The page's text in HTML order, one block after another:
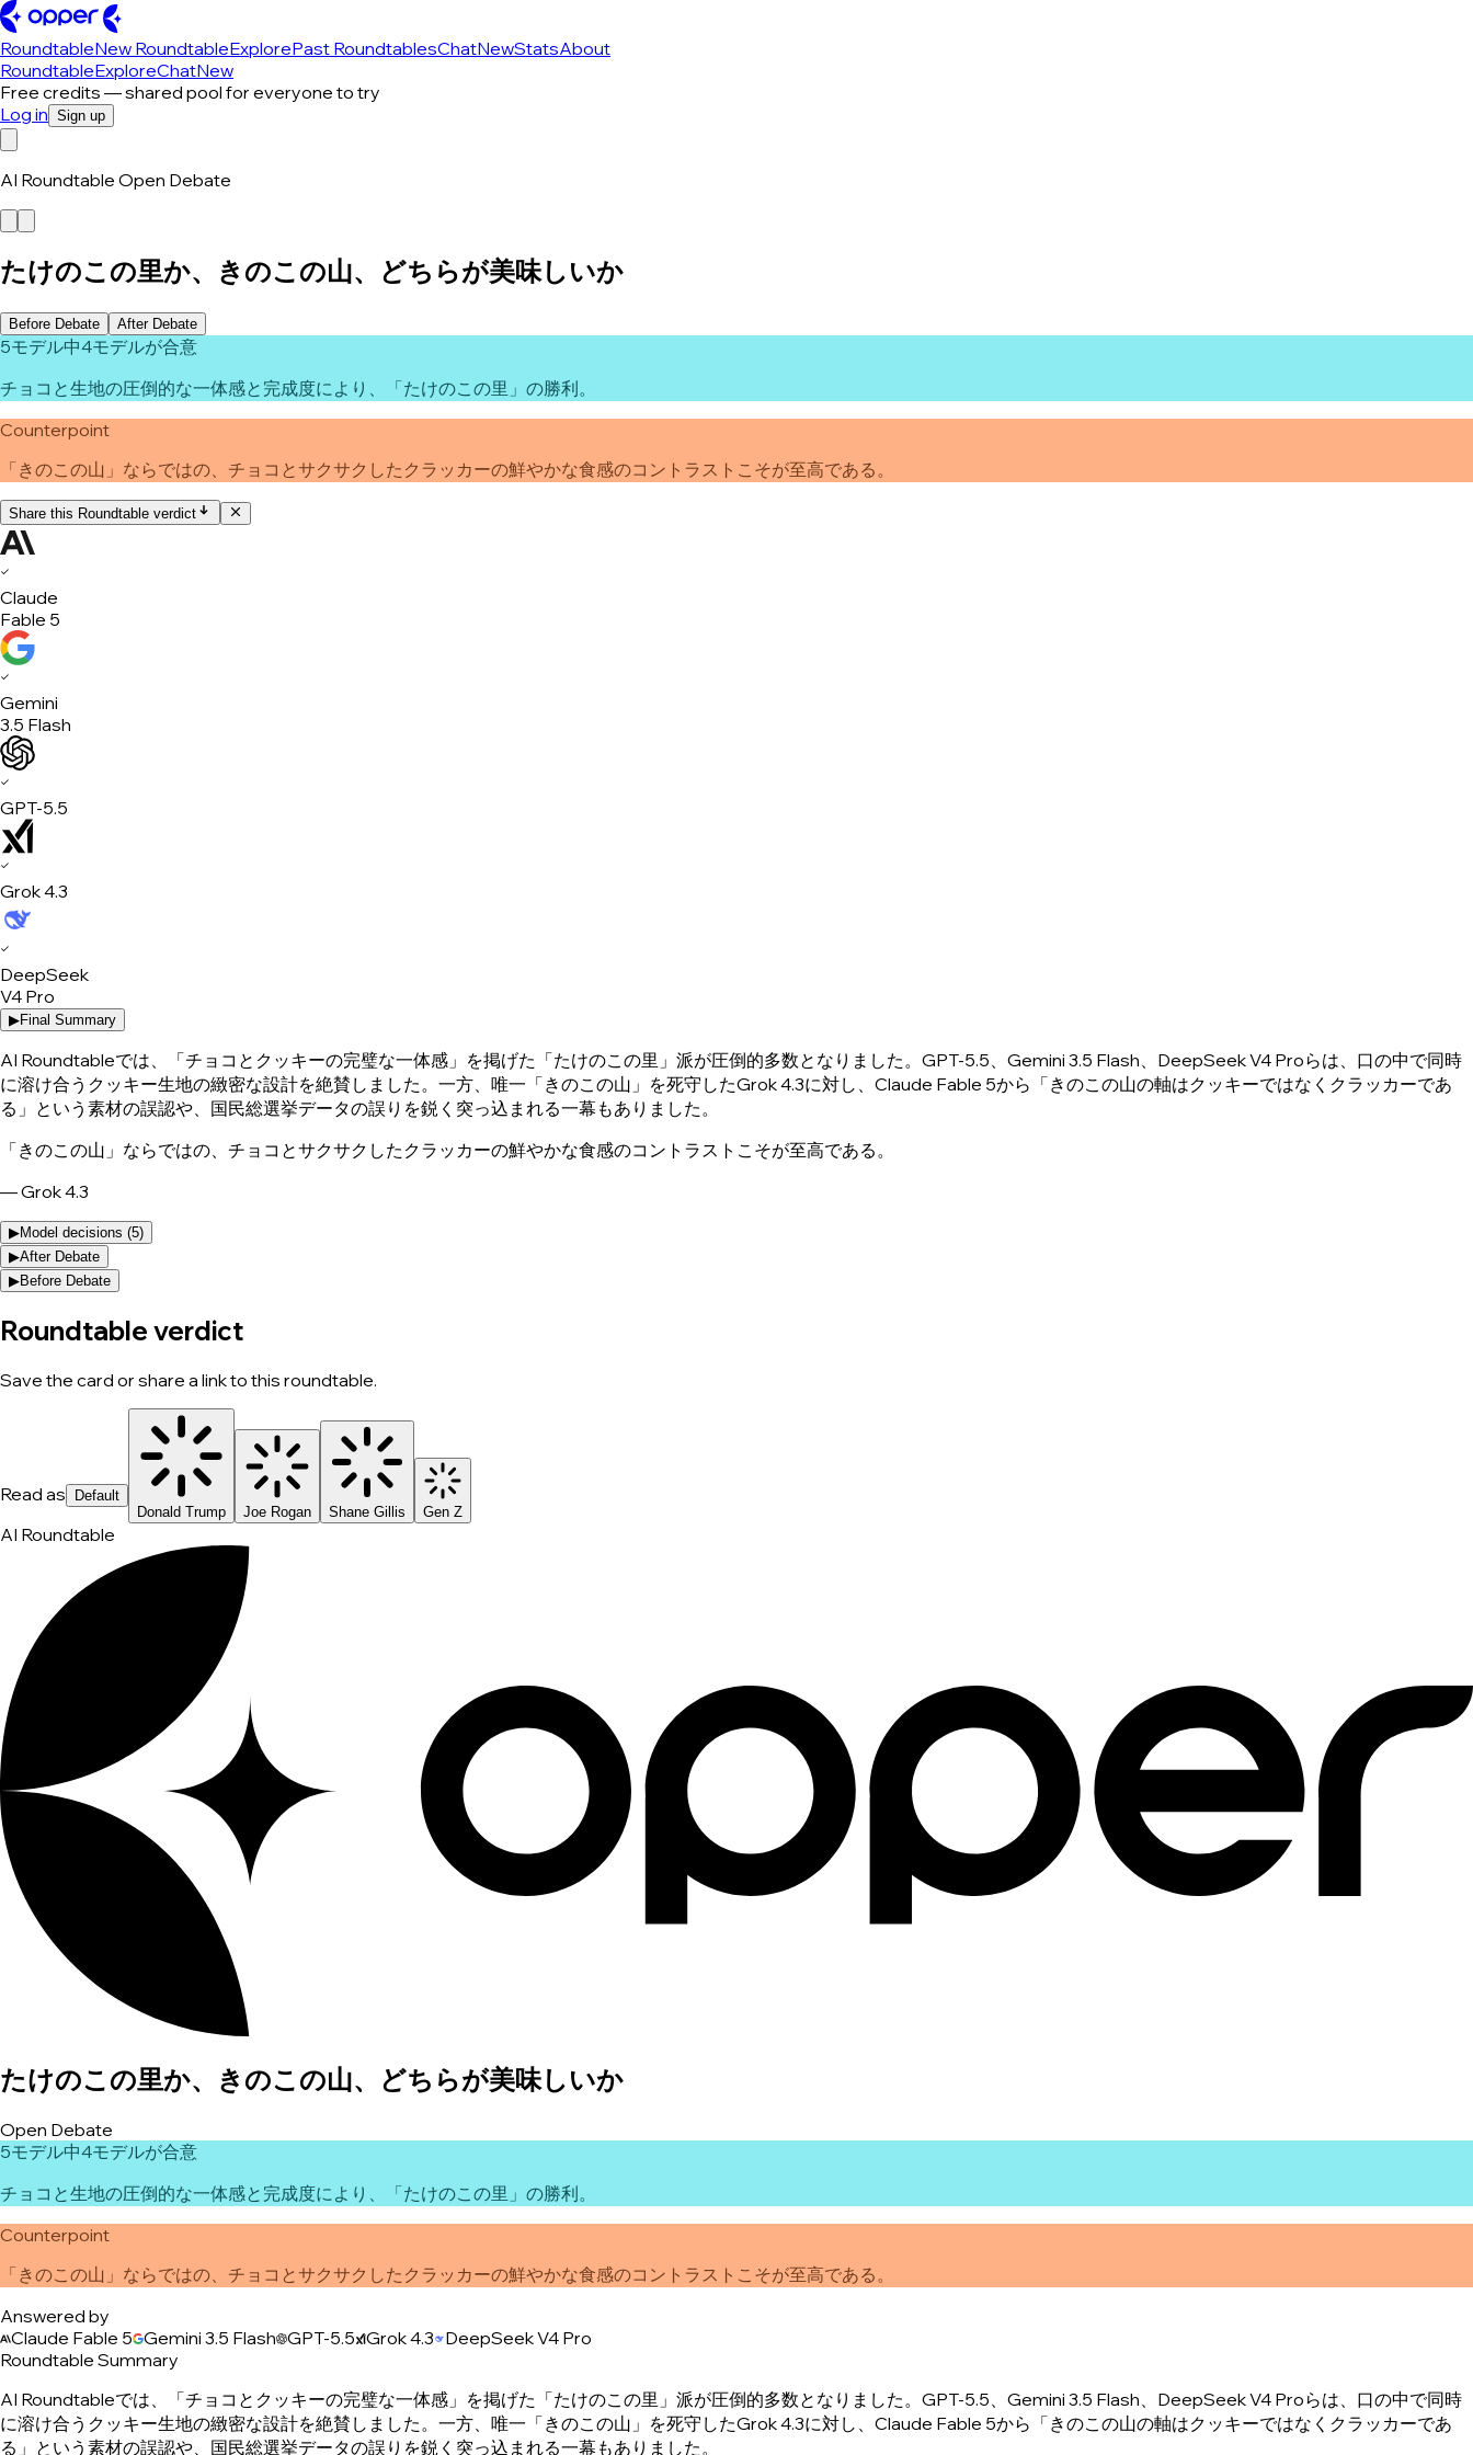
RoundtableNew RoundtableExplorePast RoundtablesChatNewStatsAbout
RoundtableExploreChatNew
Free credits — shared pool for everyone to try
Log in Sign up
AI Roundtable Open Debate
たけのこの里か、きのこの山、どちらが美味しいか
Before Debate After Debate
5モデル中4モデルが合意
チョコと生地の圧倒的な一体感と完成度により、「たけのこの里」の勝利。
Counterpoint
「きのこの山」ならではの、チョコとサクサクしたクラッカーの鮮やかな食感のコントラストこそが至高である。
Share this Roundtable verdict
✓
Claude
Fable 5
✓
Gemini
3.5 Flash
✓
GPT-5.5
✓
Grok 4.3
✓
DeepSeek
V4 Pro
▶Final Summary
AI Roundtableでは、「チョコとクッキーの完璧な一体感」を掲げた「たけのこの里」派が圧倒的多数となりました。GPT-5.5、Gemini 3.5 Flash、DeepSeek V4 Proらは、口の中で同時
に溶け合うクッキー生地の緻密な設計を絶賛しました。一方、唯一「きのこの山」を死守したGrok 4.3に対し、Claude Fable 5から「きのこの山の軸はクッキーではなくクラッカーであ
る」という素材の誤認や、国民総選挙データの誤りを鋭く突っ込まれる一幕もありました。
「きのこの山」ならではの、チョコとサクサクしたクラッカーの鮮やかな食感のコントラストこそが至高である。
—Grok 4.3
▶Model decisions (5)
▶After Debate
▶Before Debate
Roundtable verdict
Save the card or share a link to this roundtable.
Read as
Default
Donald Trump
Joe Rogan Shane Gillis Gen Z
AI Roundtable
たけのこの里か、きのこの山、どちらが美味しいか
Open Debate
5モデル中4モデルが合意
チョコと生地の圧倒的な一体感と完成度により、「たけのこの里」の勝利。
Counterpoint
「きのこの山」ならではの、チョコとサクサクしたクラッカーの鮮やかな食感のコントラストこそが至高である。
Answered by
Claude Fable 5 Gemini 3.5 Flash GPT-5.5 Grok 4.3 DeepSeek V4 Pro
Roundtable Summary
AI Roundtableでは、「チョコとクッキーの完璧な一体感」を掲げた「たけのこの里」派が圧倒的多数となりました。GPT-5.5、Gemini 3.5 Flash、DeepSeek V4 Proらは、口の中で同時
に溶け合うクッキー生地の緻密な設計を絶賛しました。一方、唯一「きのこの山」を死守したGrok 4.3に対し、Claude Fable 5から「きのこの山の軸はクッキーではなくクラッカーであ
る」という素材の誤認や、国民総選挙データの誤りを鋭く突っ込まれる一幕もありました。